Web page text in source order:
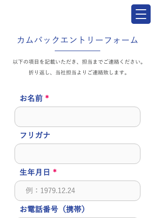
カムバックエントリーフォーム
以下の項⽬を記載いただき、担当までご連絡ください。
折り返し、当社担当よりご連絡致します。
お名前
フリガナ
生年月日
お電話番号（携帯）